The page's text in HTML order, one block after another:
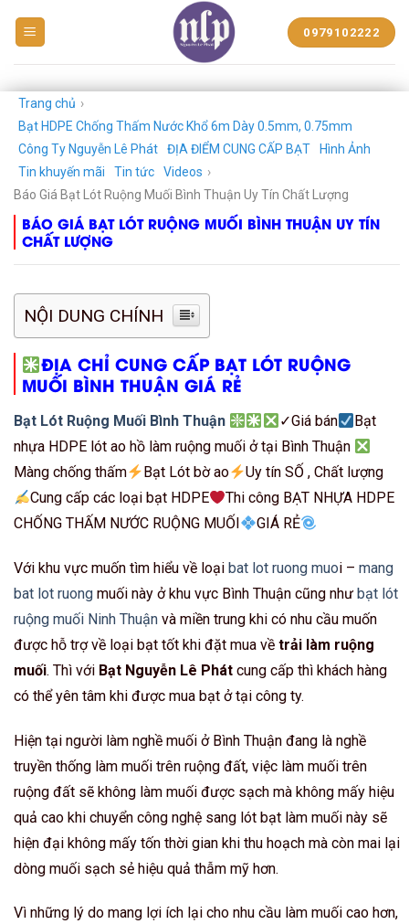
NHỰA
PHÁT
0979102222
Trang chủ ›
Bạt HDPE Chống Thấm Nước Khổ 6m Dày 0.5mm, 0.75mm
Công Ty Nguyễn Lê Phát
ĐỊA ĐIỂM CUNG CẤP BẠT
Hình Ảnh
Tin khuyến mãi
Tin tức Videos ›
Báo Giá Bạt Lót Ruộng Muối Bình Thuận Uy Tín Chất Lượng
BÁO GIÁ BẠT LÓT RUỘNG MUỐI BÌNH THUẬN UY TÍN
CHẤT LƯỢNG
NỘI DUNG CHÍNH
ĐỊA CHỈ CUNG CẤP BẠT LÓT RUỘNG
MUỐI BÌNH THUẬN GIÁ RẺ
Bạt Lót Ruộng Muối Bình Thuận ✓Giá bán
Bạt
nhựa HDPE lót ao hồ làm ruộng muối ở tại Bình Thuận
Màng chống thấm
Bạt Lót bờ ao
Uy tín SỐ , Chất lượng
Cung cấp các loại bạt HDPE
Thi công BẠT NHỰA HDPE
CHỐNG THẤM NƯỚC RUỘNG MUỐI
GIÁ RẺ
Với khu vực muốn tìm hiểu về loại bat lot ruong muoi – mang
bat lot ruong muối này ở khu vực Bình Thuận cũng như bạt lót
ruộng muối Ninh Thuận và miền trung khi có nhu cầu muốn
được hỗ trợ về loại bạt tốt khi đặt mua về trải làm ruộng
muối. Thì với Bạt Nguyễn Lê Phát cung cấp thì khách hàng
có thể yên tâm khi được mua bạt ở tại công ty.
Hiện tại người làm nghề muối ở Bình Thuận đang là nghề
truyền thống làm muối trên ruộng đất, việc làm muối trên
ruộng đất sẽ không làm muối được sạch mà không mấy hiệu
quả cao khi chuyển công nghệ sang lót bạt làm muối này sẽ
hiện đại không mấy tốn thời gian khi thu hoạch mà còn mai lại
dòng muối sạch sẻ hiệu quả thẫm mỹ hơn.
Vì những lý do mang lợi ích lại cho nhu cầu làm muối cao hơn,